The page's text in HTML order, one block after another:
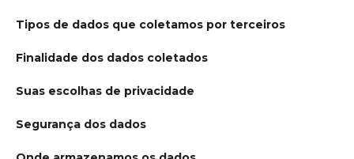
Tipos de dados que coletamos por terceiros
Finalidade dos dados coletados
Suas escolhas de privacidade
Segurança dos dados